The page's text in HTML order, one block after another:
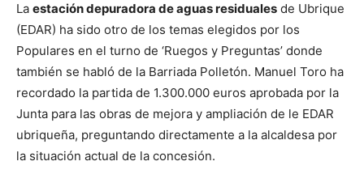
r
d
e
a
u
d
i
o
La estación depuradora de aguas residuales de Ubrique
(EDAR) ha sido otro de los temas elegidos por los
Populares en el turno de ‘Ruegos y Preguntas’ donde
también se habló de la Barriada Polletón. Manuel Toro ha
recordado la partida de 1.300.000 euros aprobada por la
Junta para las obras de mejora y ampliación de le EDAR
ubriqueña, preguntando directamente a la alcaldesa por
la situación actual de la concesión.